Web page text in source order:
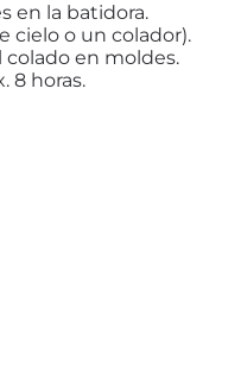
en la batidora.
cielo o un colador).
en moldes.
8 horas.